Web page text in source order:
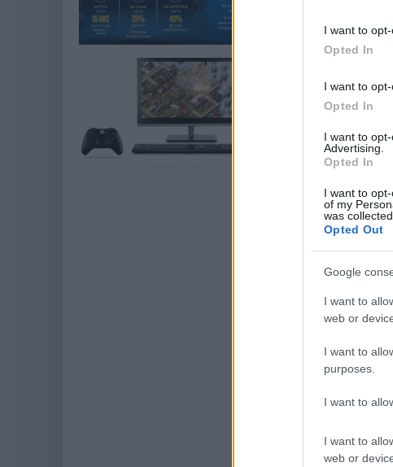
I want to
Opted In
I want to
Opted In
I want to
Advertising.
Opted In
I want to
of my
was collected.
Opted Out
Google
I want to
web or
I want to
purposes.
I want to
I want to
web or
| 2015.08.01 12:29
Számos előnnyel jár a
frissítenek.